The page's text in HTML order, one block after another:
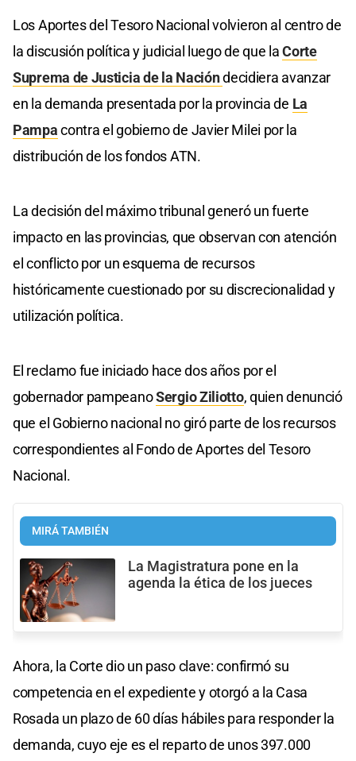
Los Aportes del Tesoro Nacional volvieron al centro de
la discusión política y judicial luego de que laCorte
Suprema de Justicia de la Nacióndecidiera avanzar
en la demanda presentada por la provincia de La
Pampacontra el gobierno de Javier Milei por la
distribución de los fondos ATN.
La decisión del máximo tribunal generó un fuerte
impacto en las provincias, que observan con atención
el conflicto por un esquema de recursos
históricamente cuestionado por su discrecionalidad y
utilización política.
El reclamo fue iniciado hace dos años por el
gobernador pampeanoSergio Ziliotto, quien denunció
que el Gobierno nacional no giró parte de los recursos
correspondientes al Fondo de Aportes del Tesoro
Nacional.
MIRÁ TAMBIÉN
La Magistratura pone en la
agenda la ética de los jueces
Ahora, la Corte dio un paso clave: confirmó su
competencia en el expediente y otorgó a la Casa
Rosada un plazo de 60 días hábiles para responder la
demanda, cuyo eje es el reparto de unos 397.000